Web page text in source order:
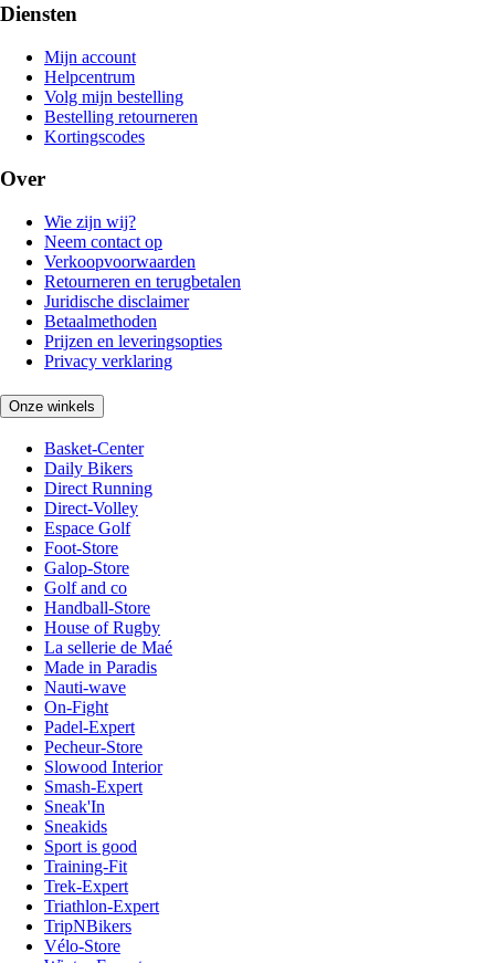
Diensten
Mijn account
Helpcentrum
Volg mijn bestelling
Bestelling retourneren
Kortingscodes
Over
Wie zijn wij?
Neem contact op
Verkoopvoorwaarden
Retourneren en terugbetalen
Juridische disclaimer
Betaalmethoden
Prijzen en leveringsopties
Privacy verklaring
Onze winkels
Basket-Center
Daily Bikers
Direct Running
Direct-Volley
Espace Golf
Foot-Store
Galop-Store
Golf and co
Handball-Store
House of Rugby
La sellerie de Maé
Made in Paradis
Nauti-wave
On-Fight
Padel-Expert
Pecheur-Store
Slowood Interior
Smash-Expert
Sneak'In
Sneakids
Sport is good
Training-Fit
Trek-Expert
Triathlon-Expert
TripNBikers
Vélo-Store